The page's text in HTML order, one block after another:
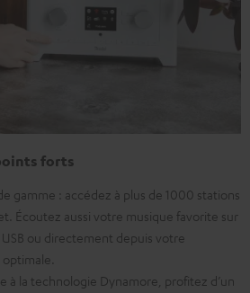
forts
gamme : accédez à plus de 1000 stations
Écoutez aussi votre musique favorite sur
ou directement depuis votre
à la technologie Dynamore, profitez d’un